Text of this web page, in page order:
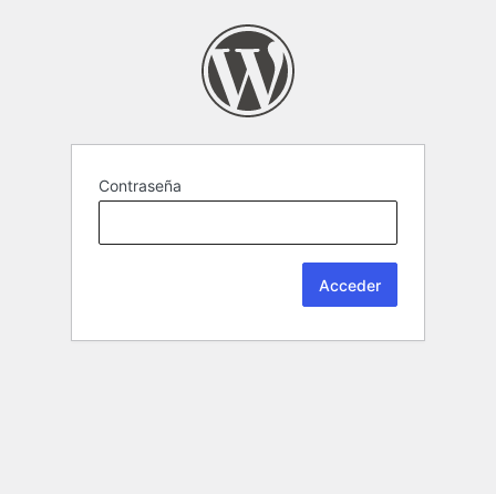
Contraseña